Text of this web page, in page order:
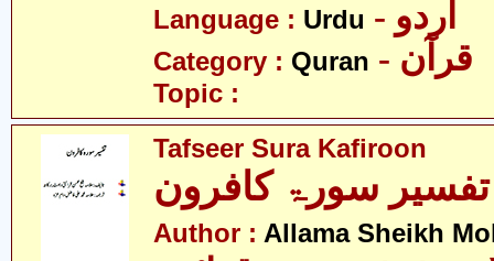
Language : Urdu - اردو
Category : Quran - قرآن
Topic :
Tafseer Sura Kafiroon
تفسیر سورۃ کافرون
Author : Allama Sheikh